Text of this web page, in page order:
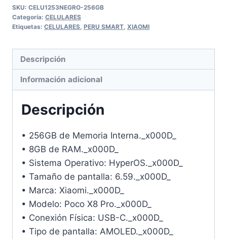
SKU: CELU1253NEGRO-256GB
Categoría: CELULARES
Etiquetas: CELULARES PERU SMART XIAOMI
Descripción
Información adicional
Descripción
• 256GB de Memoria Interna._x000D_
• 8GB de RAM._x000D_
• Sistema Operativo: HyperOS._x000D_
• Tamaño de pantalla: 6.59._x000D_
• Marca: Xiaomi._x000D_
• Modelo: Poco X8 Pro._x000D_
• Conexión Física: USB-C._x000D_
• Tipo de pantalla: AMOLED._x000D_